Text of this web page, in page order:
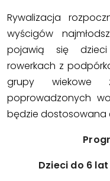
Rywalizacja
wyścigów
pojawią się
rowerkach z
grupy wiekowe
poprowadzonych
będzie dostosowana
Dzieci do 6